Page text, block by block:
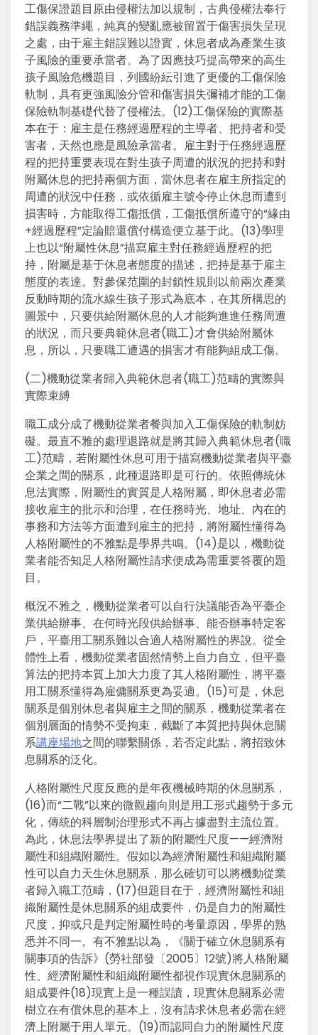
工傷保證題目原由侵權法加以規制，古典侵權法奉行
錯誤義務準繩，純真的變亂應被留置于傷害損失呈現
之處，由于雇主錯誤難以證實，休息者成為產業生孩
子風險的重要承當者。為了因應技巧提高帶來的高生
孩子風險危機題目，列國紛紜引進了更優的工傷保險
軌制，具有更強風險分管和傷害損失彌補才能的工傷
保險軌制基礎代替了侵權法。(12)工傷保險的實際基
本在于：雇主是任務經過歷程的主導者、把持者和受
害者，天然也應是風險承當者。雇主對于任務經過歷
程的把持重要表現在對生孩子周遭的狀況的把持和對
附屬休息的把持兩個方面，當休息者在雇主所指定的
周遭的狀況中任務，或依循雇主號令停止休息而遭到
損害時，方能取得工傷抵償，工傷抵償所遵守的“緣由
+經過歷程”定論賠還償付構造便立基于此。(13)學理
上也以“附屬性休息”描寫雇主對任務經過歷程的把
持，附屬是基于休息者態度的描述，把持是基于雇主
態度的表達。對參保范圍的封鎖性規則以前兩次產業
反動時期的流水線生孩子形式為底本，在其所構思的
圖景中，只要供給附屬休息的人才能夠進進任務周遭
的狀況，而只要典範休息者(職工)才會供給附屬休
息，所以，只要職工遭遇的損害才有能夠組成工傷。
(二)機動從業者歸入典範休息者(職工)范疇的實際與
實際束縛
職工成分成了機動從業者餐與加入工傷保險的軌制妨
礙。最直不雅的處理退路就是將其歸入典範休息者(職
工)范疇，若附屬性休息可用于描寫機動從業者與平臺
企業之間的關系，此種退路即是可行的。依照傳統休
息法實際，附屬性的實質是人格附屬，即休息者必需
接收雇主的批示和治理，在任務時光、地址、內在的
事務和方法等方面遭到雇主的把持，將附屬性懂得為
人格附屬性的不雅點是學界共鳴。(14)是以，機動從
業者能否知足人格附屬性請求便成為需重要答覆的題
目。
概況不雅之，機動從業者可以自行決議能否為平臺企
業供給辦事、在何時光段供給辦事、能否辦事特定客
戶，平臺用工關系難以合適人格附屬性的界說。從全
體性上看，機動從業者固然情勢上自力自立，但平臺
算法的把持本質上加大力度了其人格附屬性，將平臺
用工關系懂得為雇傭關系更為妥適。(15)可是，休息
關系是個別休息者與雇主之間的關系，機動從業者在
個別層面的情勢不受拘束，截斷了本質把持與休息關
系講座場地之間的聯繫關係，若否定此點，將招致休
息關系的泛化。
人格附屬性尺度反應的是年夜機械時期的休息關系，
(16)而“二戰”以來的微觀趨向則是用工形式趨勢于多元
化，傳統的科層制治理形式不再占據盡對主流位置。
為此，休息法學界提出了新的附屬性尺度——經濟附
屬性和組織附屬性。假如以為經濟附屬性和組織附屬
性可以自力天生休息關系，那么確切可以將機動從業
者歸入職工范疇，(17)但題目在于，經濟附屬性和組
織附屬性是休息關系的組成要件，仍是自力的附屬性
尺度，抑或只是判定附屬性時的考量原因，學界的熟
悉并不同一。有不雅點以為，《關于確立休息關系有
關事項的告訴》(勞社部發〔2005〕12號)將人格附屬
性、經濟附屬性和組織附屬性都視作現實休息關系的
組成要件(18)現實上是一種誤讀，現實休息關系必需
樹立在有償休息的基本上，沒有請求休息者必需在經
濟上附屬于用人單元。(19)而認同自力的附屬性尺度